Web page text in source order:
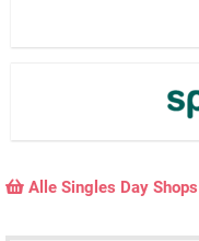
Alle Singles Day